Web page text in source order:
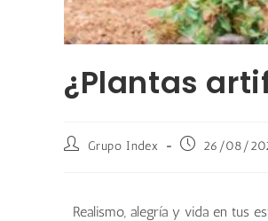
¿Plantas
Grupo Index 26/08/
Realismo, alegría y vida en tus